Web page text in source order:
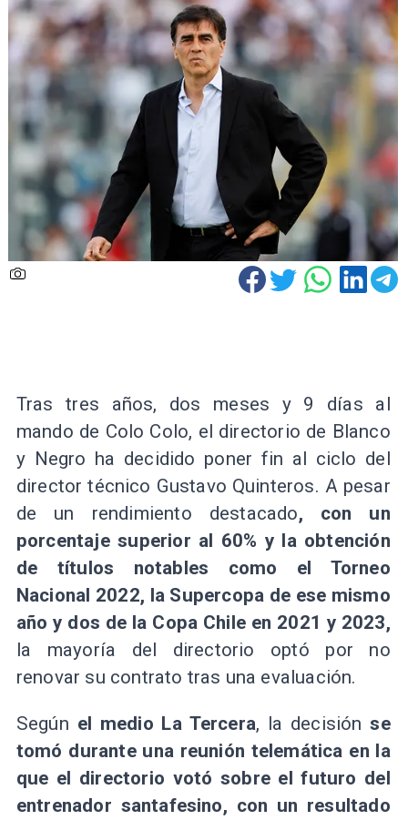
Tras tres años, dos meses y 9 días al
mando de Colo Colo, el directorio de Blanco
y Negro ha decidido poner fin al ciclo del
director técnico Gustavo Quinteros. A pesar
de un rendimiento destacado, con un
porcentaje superior al 60% y la obtención
de títulos notables como el Torneo
Nacional 2022, la Supercopa de ese mismo
año y dos de la Copa Chile en 2021 y 2023,
la mayoría del directorio optó por no
renovar su contrato tras una evaluación.
Según el medio La Tercera, la decisiónse
tomó durante una reunión telemática en la
que el directorio votó sobre el futuro del
entrenador santafesino, con un resultado